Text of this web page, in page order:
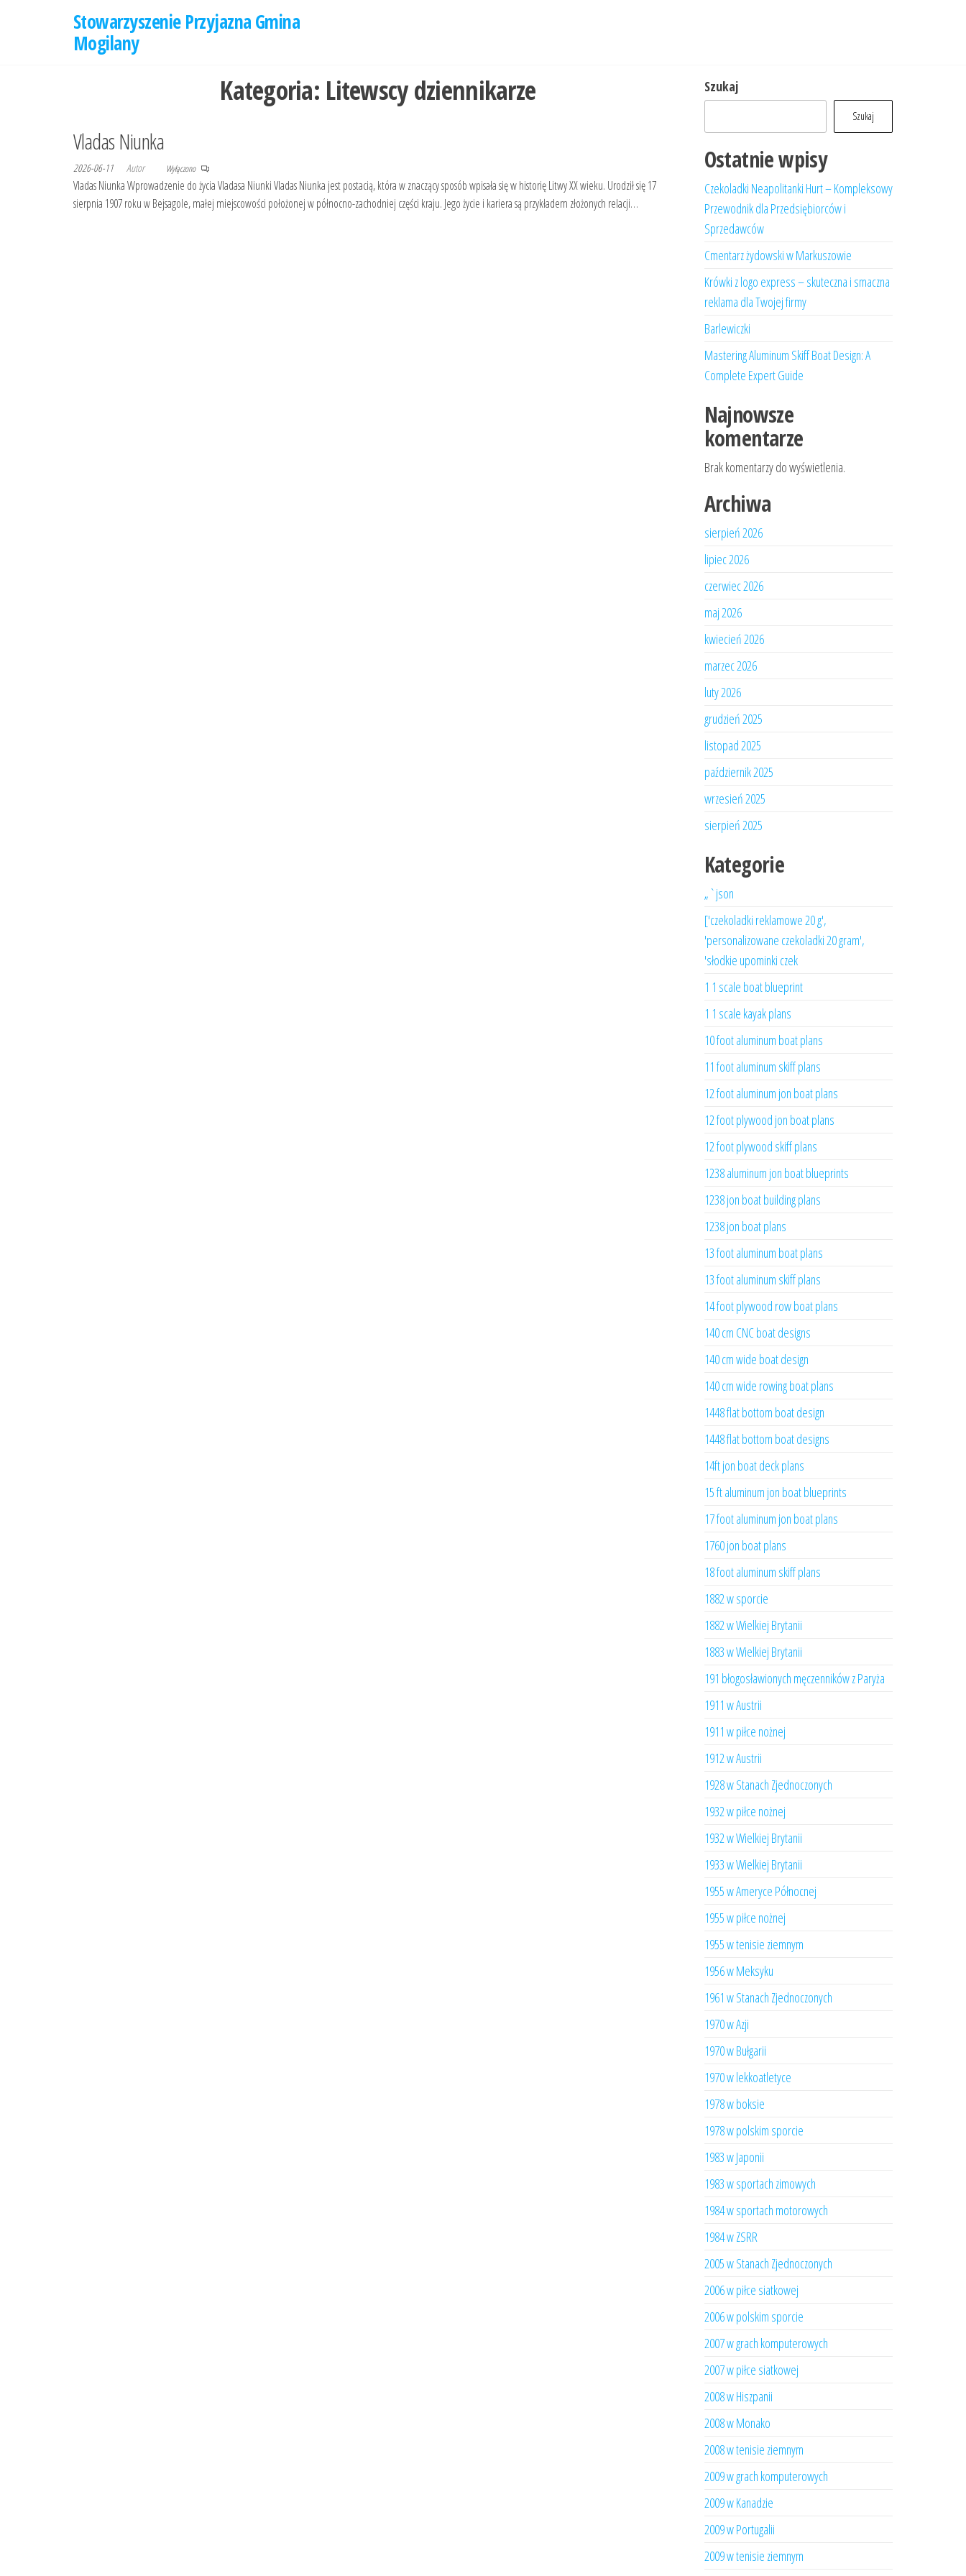
Stowarzyszenie Przyjazna Gmina
Mogilany
Kategoria: Litewscy dziennikarze
Vladas Niunka
2026-06-11 Autor Wyłączono
Vladas Niunka Wprowadzenie do życia Vladasa Niunki Vladas Niunka jest postacią, która w znaczący sposób wpisała się w historię Litwy XX wieku. Urodził się 17
sierpnia 1907 roku w Bejsagole, małej miejscowości położonej w północno-zachodniej części kraju. Jego życie i kariera są przykładem złożonych relacji…
Szukaj
Szukaj
Ostatnie wpisy
Czekoladki Neapolitanki Hurt – Kompleksowy
Przewodnik dla Przedsiębiorców i
Sprzedawców
Cmentarz żydowski w Markuszowie
Krówki z logo express – skuteczna i smaczna
reklama dla Twojej firmy
Barlewiczki
Mastering Aluminum Skiff Boat Design: A
Complete Expert Guide
Najnowsze
komentarze
Brak komentarzy do wyświetlenia.
Archiwa
sierpień 2026
lipiec 2026
czerwiec 2026
maj 2026
kwiecień 2026
marzec 2026
luty 2026
grudzień 2025
listopad 2025
październik 2025
wrzesień 2025
sierpień 2025
Kategorie
„`json
['czekoladki reklamowe 20 g',
'personalizowane czekoladki 20 gram',
'słodkie upominki czek
1 1 scale boat blueprint
1 1 scale kayak plans
10 foot aluminum boat plans
11 foot aluminum skiff plans
12 foot aluminum jon boat plans
12 foot plywood jon boat plans
12 foot plywood skiff plans
1238 aluminum jon boat blueprints
1238 jon boat building plans
1238 jon boat plans
13 foot aluminum boat plans
13 foot aluminum skiff plans
14 foot plywood row boat plans
140 cm CNC boat designs
140 cm wide boat design
140 cm wide rowing boat plans
1448 flat bottom boat design
1448 flat bottom boat designs
14ft jon boat deck plans
15 ft aluminum jon boat blueprints
17 foot aluminum jon boat plans
1760 jon boat plans
18 foot aluminum skiff plans
1882 w sporcie
1882 w Wielkiej Brytanii
1883 w Wielkiej Brytanii
191 błogosławionych męczenników z Paryża
1911 w Austrii
1911 w piłce nożnej
1912 w Austrii
1928 w Stanach Zjednoczonych
1932 w piłce nożnej
1932 w Wielkiej Brytanii
1933 w Wielkiej Brytanii
1955 w Ameryce Północnej
1955 w piłce nożnej
1955 w tenisie ziemnym
1956 w Meksyku
1961 w Stanach Zjednoczonych
1970 w Azji
1970 w Bułgarii
1970 w lekkoatletyce
1978 w boksie
1978 w polskim sporcie
1983 w Japonii
1983 w sportach zimowych
1984 w sportach motorowych
1984 w ZSRR
2005 w Stanach Zjednoczonych
2006 w piłce siatkowej
2006 w polskim sporcie
2007 w grach komputerowych
2007 w piłce siatkowej
2008 w Hiszpanii
2008 w Monako
2008 w tenisie ziemnym
2009 w grach komputerowych
2009 w Kanadzie
2009 w Portugalii
2009 w tenisie ziemnym